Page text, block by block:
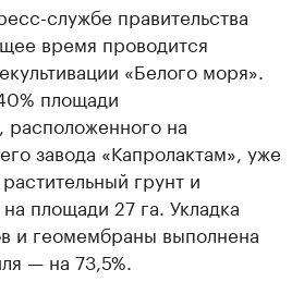
службе правительства
время проводится
«Белого моря».
площади
расположенного на
завода «Капролактам», уже
грунт и
площади 27 га. Укладка
и геомембраны выполнена
— на 73,5%.